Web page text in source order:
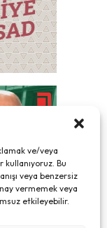
ve/veya
Bu
veya benzersiz
vermemek veya
etkileyebilir.